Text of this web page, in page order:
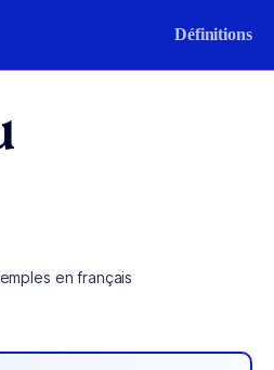
Définitions
en français